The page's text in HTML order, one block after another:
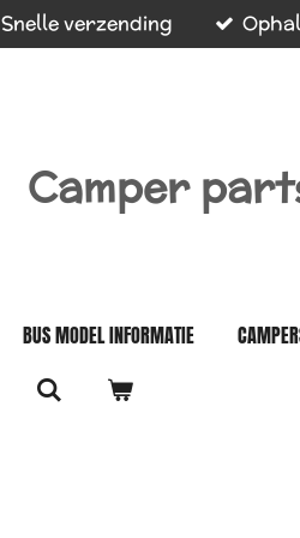
Snelle verzending
Camper
BUS MODEL INFORMATIE